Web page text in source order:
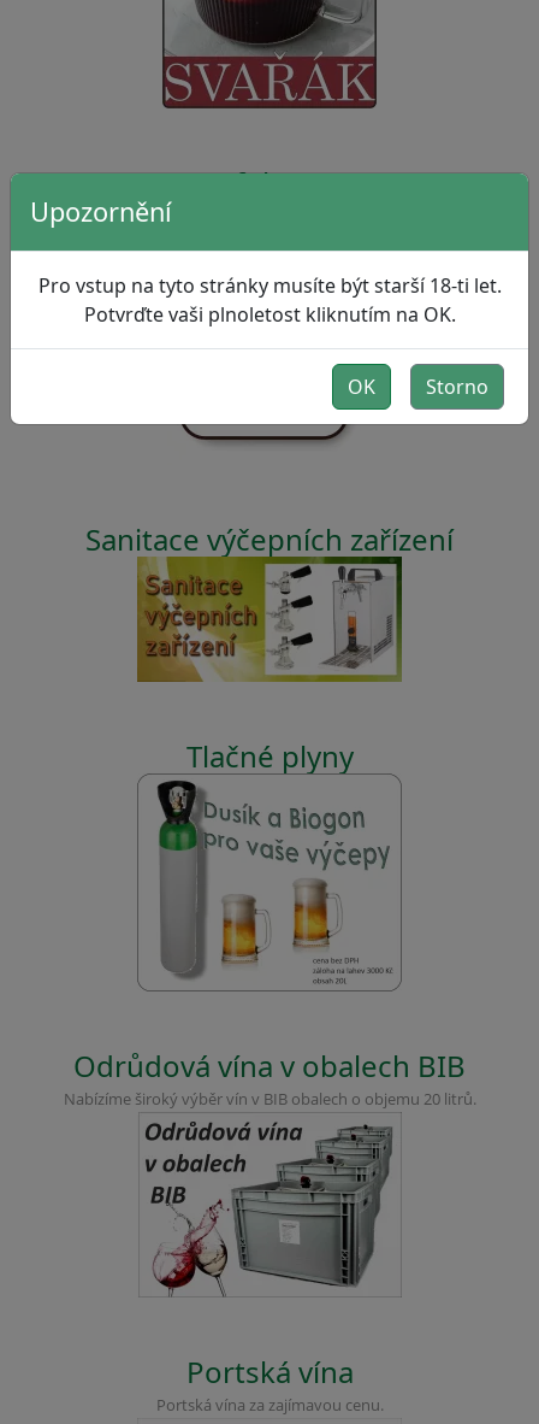
Kofola 50L
Sanitace výčepních zařízení
Tlačné plyny
Odrůdová vína v obalech BIB
Nabízíme široký výběr vín v BIB obalech o objemu 20 litrů.
Portská vína
Portská vína za zajímavou cenu.
Upozornění
Pro vstup na tyto stránky musíte být starší 18-ti let.
Potvrďte vaši plnoletost kliknutím na OK.
OK Storno